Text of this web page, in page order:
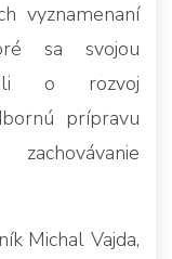
vyznamenaní
sa svojou
o rozvoj
prípravu
Michal Vajda,